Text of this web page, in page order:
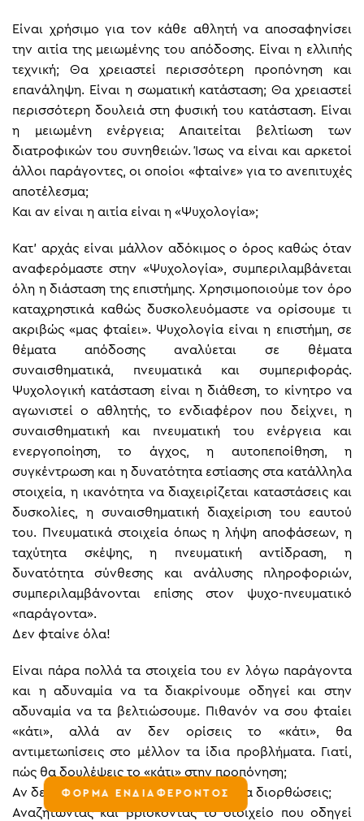
ΦΟΡΜΑ ΕΝΔΙΑΦΕΡΟΝΤΟΣ
Είναι χρήσιμο για τον κάθε αθλητή να αποσαφηνίσει
την αιτία της μειωμένης του απόδοσης. Είναι η ελλιπής
τεχνική; Θα χρειαστεί περισσότερη προπόνηση και
επανάληψη. Είναι η σωματική κατάσταση; Θα χρειαστεί
περισσότερη δουλειά στη φυσική του κατάσταση. Είναι
η μειωμένη ενέργεια; Απαιτείται βελτίωση των
διατροφικών του συνηθειών. Ίσως να είναι και αρκετοί
άλλοι παράγοντες, οι οποίοι «φταίνε» για το ανεπιτυχές
αποτέλεσμα;
Και αν είναι η αιτία είναι η «Ψυχολογία»;
Κατ’ αρχάς είναι μάλλον αδόκιμος ο όρος καθώς όταν
αναφερόμαστε στην «Ψυχολογία», συμπεριλαμβάνεται
όλη η διάσταση της επιστήμης. Χρησιμοποιούμε τον όρο
καταχρηστικά καθώς δυσκολευόμαστε να ορίσουμε τι
ακριβώς «μας φταίει». Ψυχολογία είναι η επιστήμη, σε
θέματα απόδοσης αναλύεται σε θέματα
συναισθηματικά, πνευματικά και συμπεριφοράς.
Ψυχολογική κατάσταση είναι η διάθεση, το κίνητρο να
αγωνιστεί ο αθλητής, το ενδιαφέρον που δείχνει, η
συναισθηματική και πνευματική του ενέργεια και
ενεργοποίηση, το άγχος, η αυτοπεποίθηση, η
συγκέντρωση και η δυνατότητα εστίασης στα κατάλληλα
στοιχεία, η ικανότητα να διαχειρίζεται καταστάσεις και
δυσκολίες, η συναισθηματική διαχείριση του εαυτού
του. Πνευματικά στοιχεία όπως η λήψη αποφάσεων, η
ταχύτητα σκέψης, η πνευματική αντίδραση, η
δυνατότητα σύνθεσης και ανάλυσης πληροφοριών,
συμπεριλαμβάνονται επίσης στον ψυχο-πνευματικό
«παράγοντα».
Δεν φταίνε όλα!
Είναι πάρα πολλά τα στοιχεία του εν λόγω παράγοντα
και η αδυναμία να τα διακρίνουμε οδηγεί και στην
αδυναμία να τα βελτιώσουμε. Πιθανόν να σου φταίει
«κάτι», αλλά αν δεν ορίσεις το «κάτι», θα
αντιμετωπίσεις στο μέλλον τα ίδια προβλήματα. Γιατί,
πώς θα δουλέψεις το «κάτι» στην προπόνηση;
Αν δεν διευκρινίζεις τι σου φταίει, τι θα διορθώσεις;
Αναζητώντας και βρίσκοντας το στοιχείο που οδηγεί